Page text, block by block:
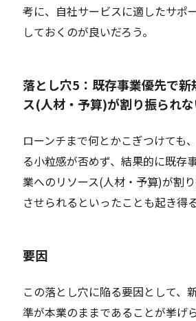
考に、自社サービスに適したサポ
しておくのが良いだろう。
落とし穴5：既存事業優先で新
ス(人材・予算)が割り振られ
ローンチまで何とかこぎつけても
る小粒感が否めず、結果的に既存
業へのリソース(人材・予算)が割
させられるといったことも起き得る
要因
この落とし穴に陥る要因として、
準が本業のままであることが挙げ